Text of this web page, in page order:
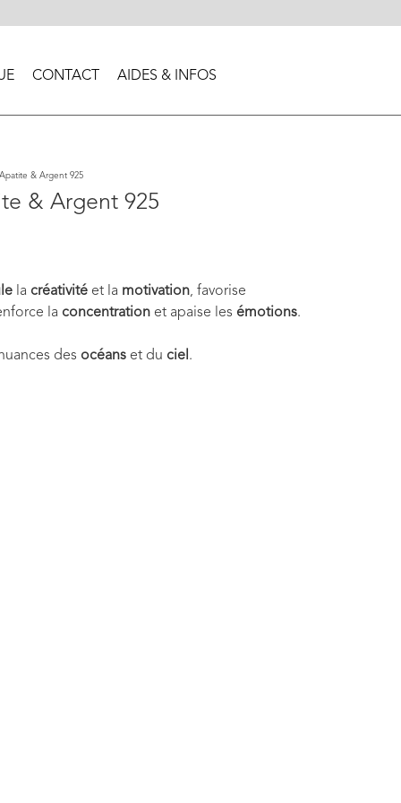
CONTACT AIDES & INFOS
& Argent 925
& Argent 925
la créativité et la motivation, favorise
la concentration et apaise les émotions.
des océans et du ciel.